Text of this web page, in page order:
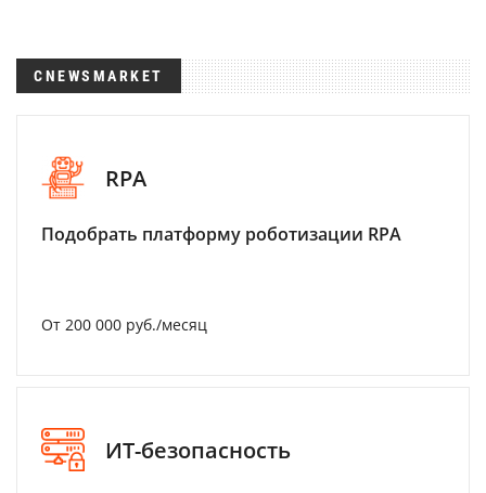
CNEWSMARKET
RPA
Подобрать платформу роботизации RPA
От 200 000 руб./месяц
ИТ-безопасность